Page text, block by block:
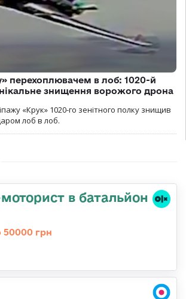
перехоплювачем в лоб: 1020-й
знищення ворожого дрона
«Крук» 1020-го зенітного полку знищив
лоб в лоб.
в батальйон
50000 грн